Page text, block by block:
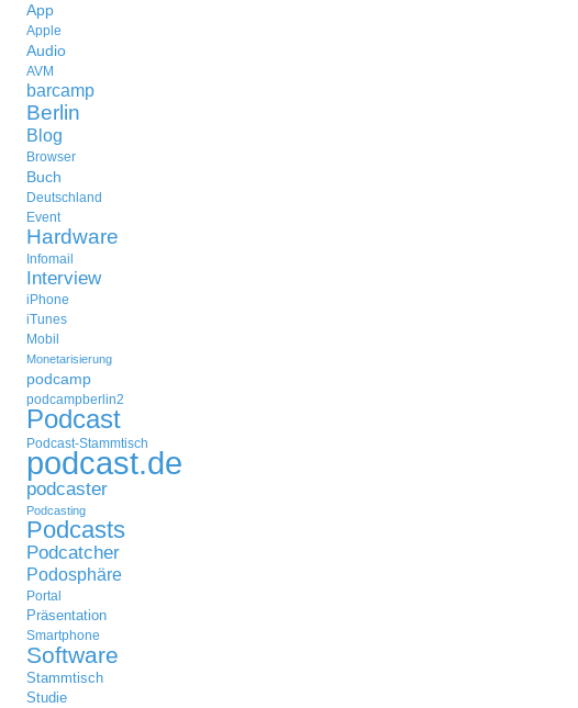
App
Apple
Audio
AVM
barcamp
Berlin
Blog
Browser
Buch
Deutschland
Event
Hardware
Infomail
Interview
iPhone
iTunes
Mobil
Monetarisierung
podcamp
podcampberlin2
Podcast
Podcast-Stammtisch
podcast.de
podcaster
Podcasting
Podcasts
Podcatcher
Podosphäre
Portal
Präsentation
Smartphone
Software
Stammtisch
Studie